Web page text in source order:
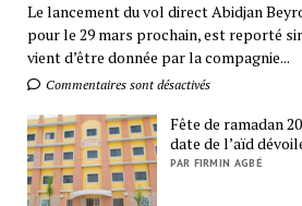
Le lancement du vol direct Abidjan
pour le 29 mars prochain, est reporté
vient d’être donnée par la compagnie...
Commentaires sont désactivés
Fête de ramadan
date de l’aïd
PAR FIRMIN AGBÉ